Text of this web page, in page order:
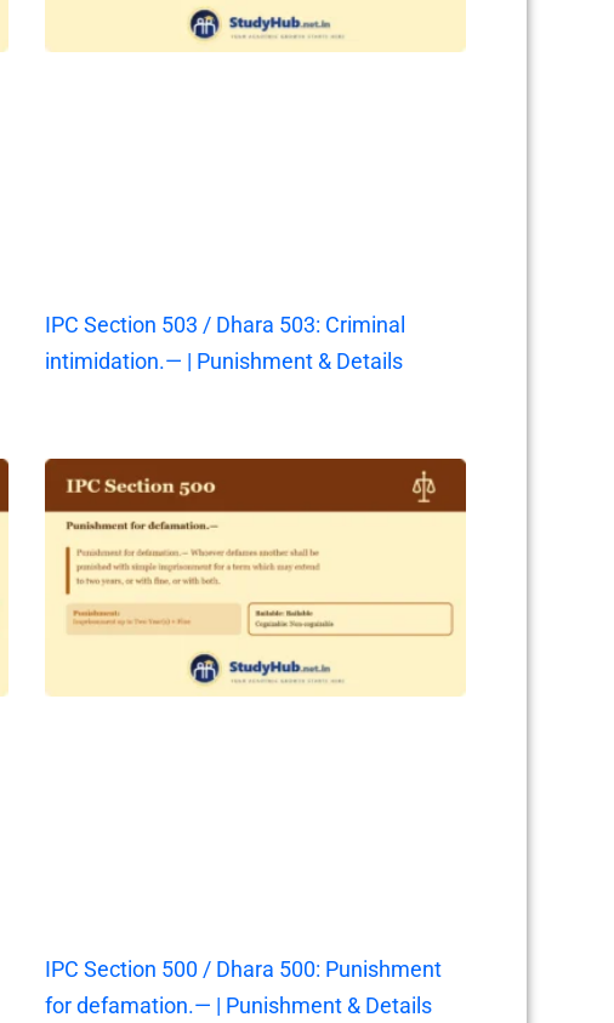
IPC Section 503 / Dhara 503: Criminal
intimidation.— | Punishment & Details
IPC Section 500 / Dhara 500: Punishment
for defamation.— | Punishment & Details